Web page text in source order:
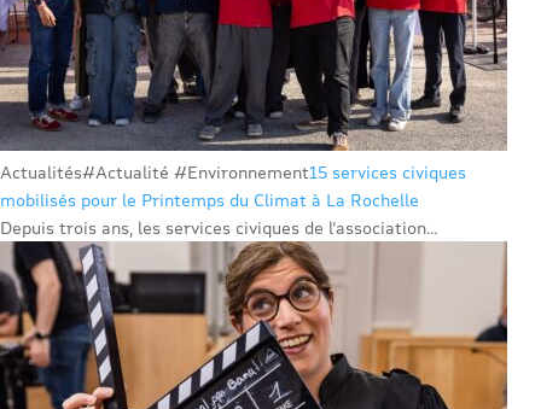
Actualités#Actualité #Environnement15 services civiques
mobilisés pour le Printemps du Climat à La Rochelle
Depuis trois ans, les services civiques de l’association...